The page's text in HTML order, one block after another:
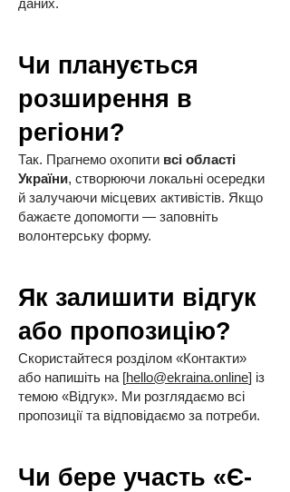
даних.
Чи планується
розширення в
регіони?
Так. Прагнемо охопити всі області
України, створюючи локальні осередки
й залучаючи місцевих активістів. Якщо
бажаєте допомогти — заповніть
волонтерську форму.
Як залишити відгук
або пропозицію?
Скористайтеся розділом «Контакти»
або напишіть на [hello@ekraina.online] із
темою «Відгук». Ми розглядаємо всі
пропозиції та відповідаємо за потреби.
Чи бере участь «Є-